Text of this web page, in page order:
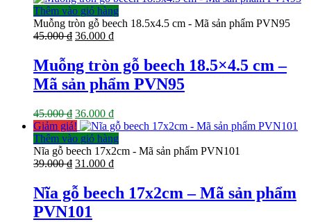
44.000 ₫.là:
35.000 ₫.
Thêm vào giỏ hàng
Muỗng tròn gỗ beech 18.5x4.5 cm - Mã sản phẩm PVN95
45.000₫ Giá
là:
45.000 ₫.
36.000 ₫Giá
là:
36.000 ₫.
Muỗng tròn gỗ beech 18.5×4.5 cm –
Mã sản phẩm PVN95
45.000₫ Giá
gốc
là:
45.000 ₫.
36.000 ₫Giá
hiện
tại
là:
36.000 ₫.
Giảm giá!
Thêm vào giỏ hàng
Nĩa gỗ beech 17x2cm - Mã sản phẩm PVN101
39.000₫ Giá
là:
39.000 ₫.
31.000 ₫Giá
tại
là:
Nĩa gỗ beech 17x2cm – Mã sản phẩm
PVN101